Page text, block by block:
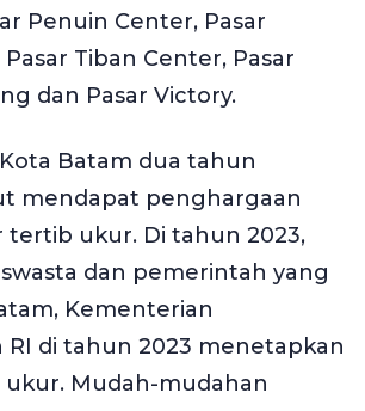
Penuin Center, ⁠Pasar
Tiban Center, Pasar
dan Pasar Victory.
Batam dua tahun
mendapat penghargaan
tertib ukur. Di tahun 2023,
dan pemerintah yang
Kementerian
RI di tahun 2023 menetapkan
Mudah-mudahan